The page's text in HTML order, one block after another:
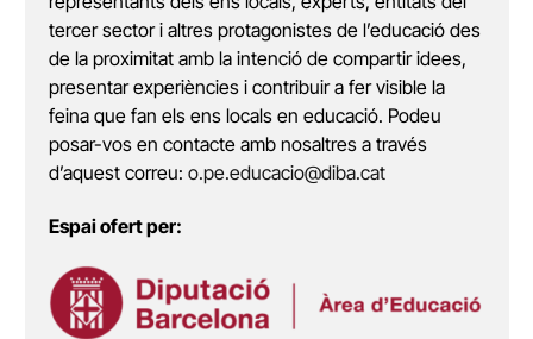
tercer sector i altres protagonistes de l’educació des
de la proximitat amb la intenció de compartir idees,
presentar experiències i contribuir a fer visible la
feina que fan els ens locals en educació. Podeu
posar-vos en contacte amb nosaltres a través
d’aquest correu: o.pe.educacio@diba.cat
Espai ofert per: